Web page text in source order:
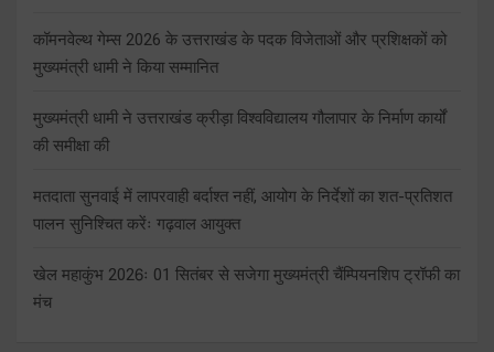
कॉमनवेल्थ गेम्स 2026 के उत्तराखंड के पदक विजेताओं और प्रशिक्षकों को
मुख्यमंत्री धामी ने किया सम्मानित
मुख्यमंत्री धामी ने उत्तराखंड क्रीड़ा विश्वविद्यालय गौलापार के निर्माण कार्यों
की समीक्षा की
मतदाता सुनवाई में लापरवाही बर्दाश्त नहीं, आयोग के निर्देशों का शत-प्रतिशत
पालन सुनिश्चित करेंः गढ़वाल आयुक्त
खेल महाकुंभ 2026ः 01 सितंबर से सजेगा मुख्यमंत्री चैंम्पियनशिप ट्रॉफी का
मंच